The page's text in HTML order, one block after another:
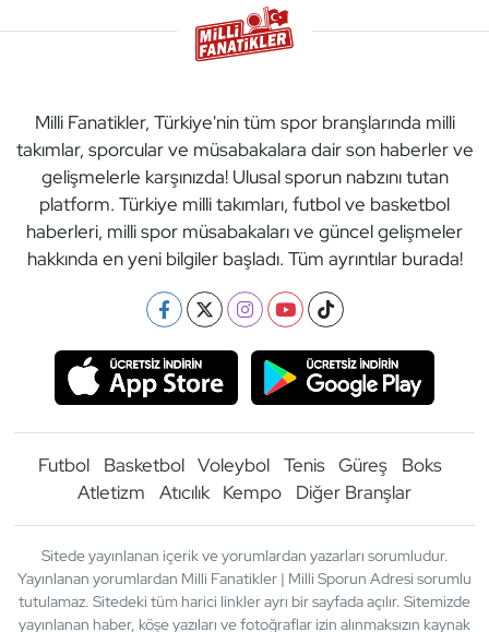
Milli Fanatikler, Türkiye'nin tüm spor branşlarında milli
takımlar, sporcular ve müsabakalara dair son haberler ve
gelişmelerle karşınızda! Ulusal sporun nabzını tutan
platform. Türkiye milli takımları, futbol ve basketbol
haberleri, milli spor müsabakaları ve güncel gelişmeler
hakkında en yeni bilgiler başladı. Tüm ayrıntılar burada!
Futbol Basketbol Voleybol Tenis Güreş
Boks
Atletizm
Atıcılık Kempo Diğer Branşlar
Sitede yayınlanan içerik ve yorumlardan yazarları sorumludur.
Yayınlanan yorumlardan Milli Fanatikler | Milli Sporun Adresi sorumlu
tutulamaz. Sitedeki tüm harici linkler ayrı bir sayfada açılır. Sitemizde
yayınlanan haber, köşe yazıları ve fotoğraflar izin alınmaksızın kaynak